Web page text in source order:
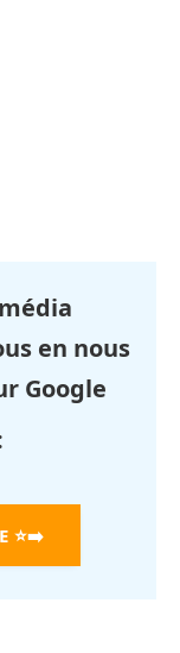
en nous
Google
⭐➡️